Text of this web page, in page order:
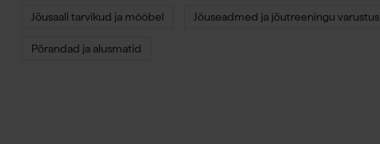
Jõusaali tarvikud ja mööbel Jõuseadmed ja jõutreeningu varustus
Põrandad ja alusmatid